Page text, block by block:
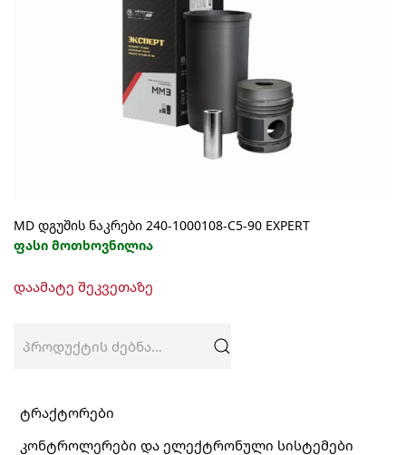
MD დგუშის ნაკრები 240-1000108-C5-90 EXPERT
ფასი მოთხოვნილია
დაამატე შეკვეთაზე
ტრაქტორები
კონტროლერები და ელექტრონული სისტემები